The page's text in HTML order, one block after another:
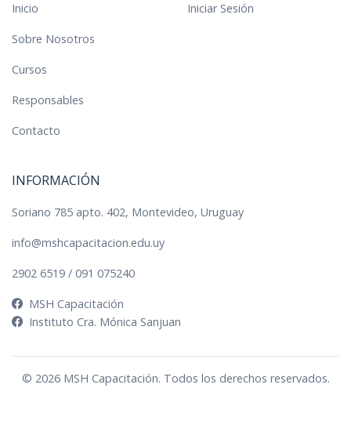
Inicio
Sobre Nosotros
Cursos
Responsables
Contacto
Iniciar Sesión
INFORMACIÓN
Soriano 785 apto. 402, Montevideo, Uruguay
info@mshcapacitacion.edu.uy
2902 6519 / 091 075240
MSH Capacitación
Instituto Cra. Mónica Sanjuan
© 2026 MSH Capacitación. Todos los derechos reservados.